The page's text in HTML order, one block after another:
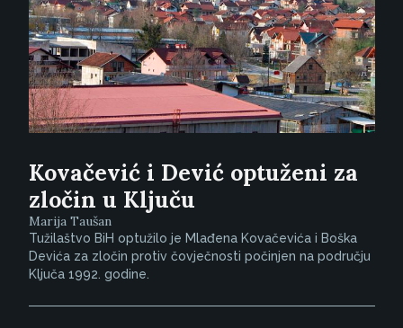
Kovačević i Dević optuženi za
zločin u Ključu
Marija Taušan
Tužilaštvo BiH optužilo je Mlađena Kovačevića i Boška
Devića za zločin protiv čovječnosti počinjen na području
Ključa 1992. godine.